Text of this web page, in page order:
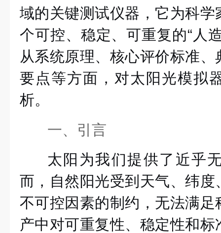
域的关键测试仪器，它为科
个可控、稳定、可重复的“人
从系统原理、核心评价标准
要点等方面，对太阳光模拟
析。
一、引言
太阳为我们提供了近乎
而，自然阳光受到天气、纬
不可控因素的制约，无法满
产中对可重复性、稳定性和